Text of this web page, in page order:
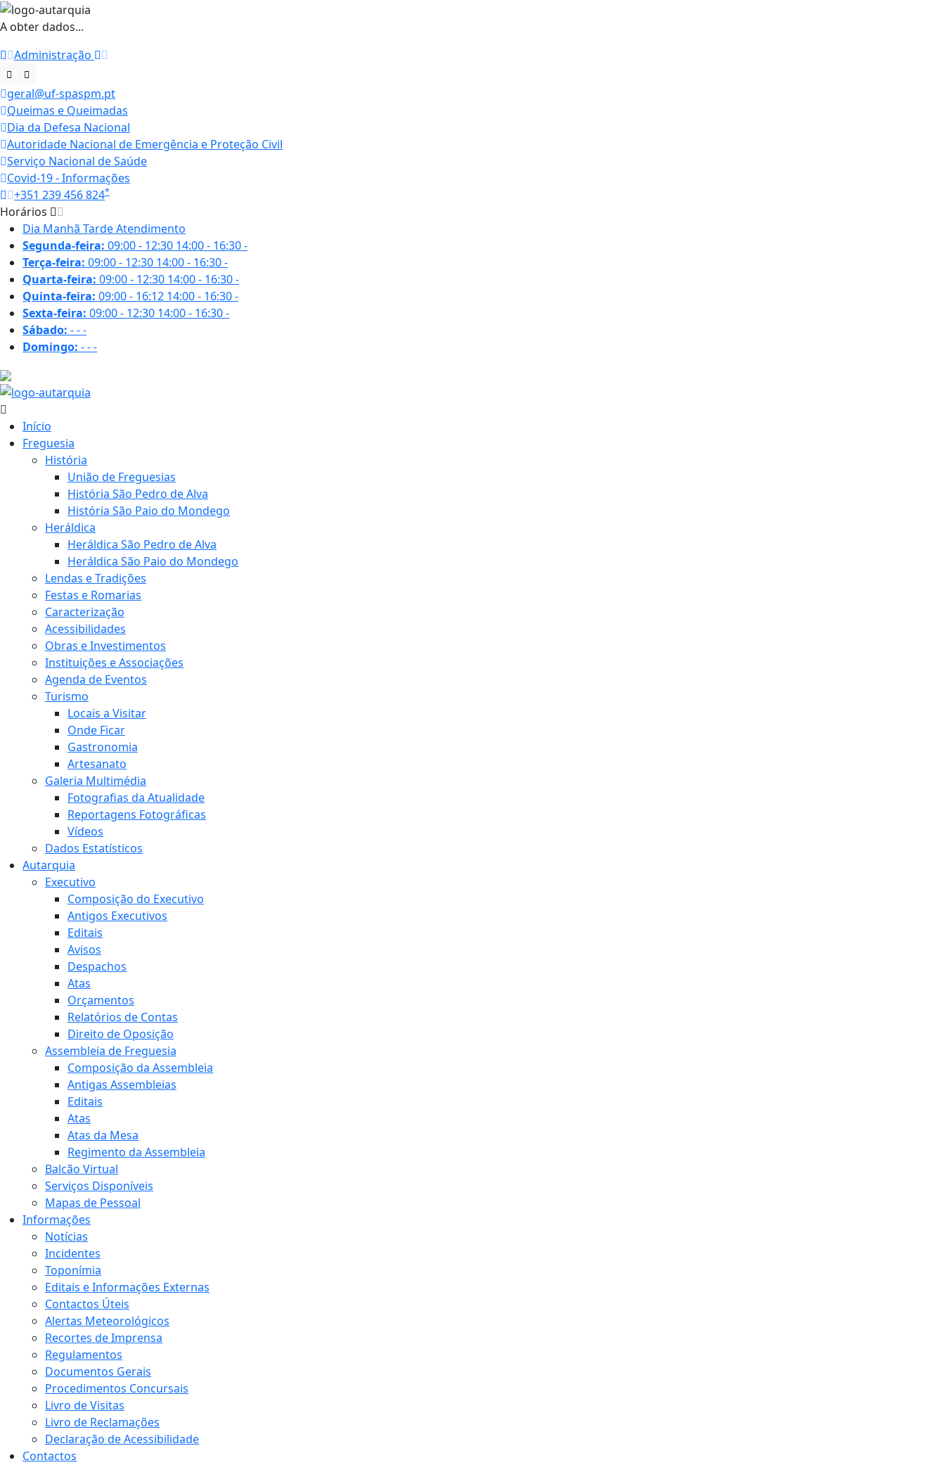
A obter dados...
Administração
geral@uf-spaspm.pt
Queimas e Queimadas
Dia da Defesa Nacional
Autoridade Nacional de Emergência e Proteção Civil
Serviço Nacional de Saúde
Covid-19 - Informações
+351 239 456 824*
Horários
Dia Manhã TardeAtendimento
Segunda-feira: 09:00 - 12:30 14:00 - 16:30-
Terça-feira: 09:00 - 12:30 14:00 - 16:30-
Quarta-feira: 09:00 - 12:30 14:00 - 16:30-
Quinta-feira: 09:00 - 16:12 14:00 - 16:30-
Sexta-feira: 09:00 - 12:30 14:00 - 16:30-
Sábado: ---
Domingo: ---
Início
Freguesia
História
União de Freguesias
História São Pedro de Alva
História São Paio do Mondego
Heráldica
Heráldica São Pedro de Alva
Heráldica São Paio do Mondego
Lendas e Tradições
Festas e Romarias
Caracterização
Acessibilidades
Obras e Investimentos
Instituições e Associações
Agenda de Eventos
Turismo
Locais a Visitar
Onde Ficar
Gastronomia
Artesanato
Galeria Multimédia
Fotografias da Atualidade
Reportagens Fotográficas
Vídeos
Dados Estatísticos
Autarquia
Executivo
Composição do Executivo
Antigos Executivos
Editais
Avisos
Despachos
Atas
Orçamentos
Relatórios de Contas
Direito de Oposição
Assembleia de Freguesia
Composição da Assembleia
Antigas Assembleias
Editais
Atas
Atas da Mesa
Regimento da Assembleia
Balcão Virtual
Serviços Disponíveis
Mapas de Pessoal
Informações
Notícias
Incidentes
Toponímia
Editais e Informações Externas
Contactos Úteis
Alertas Meteorológicos
Recortes de Imprensa
Regulamentos
Documentos Gerais
Procedimentos Concursais
Livro de Visitas
Livro de Reclamações
Declaração de Acessibilidade
Contactos